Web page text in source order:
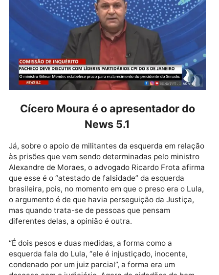
de fato quebrado ou destruído qualquer patrimônio
público, muito menos terem participado de ação
terrorista”, disse Ricardo Frota.
Cícero Moura é o apresentador do
News 5.1
às prisões que vem sendo determinadas pelo
Alexandre de Moraes, o advogado Ricardo Frota
que esse é o “atestado de falsidade” da esquerda